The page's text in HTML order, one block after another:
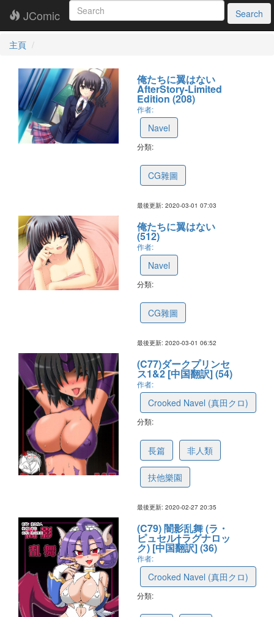
JComic Search
主頁
俺たちに翼はない
AfterStory-Limited
Edition (208)
作者:
Navel
分類:
CG雜圖
最後更新: 2020-03-01 07:03
俺たちに翼はない
(512)
作者:
Navel
分類:
CG雜圖
最後更新: 2020-03-01 06:52
(C77)ダークプリンセ
ス1&2 [中国翻訳] (54)
作者:
Crooked Navel (真田クロ)
分類:
長篇 非人類
扶他樂園
最後更新: 2020-02-27 20:35
(C79) 闇影乱舞 (ラ・
ピュセル†ラグナロッ
ク) [中国翻訳] (36)
作者:
Crooked Navel (真田クロ)
分類: